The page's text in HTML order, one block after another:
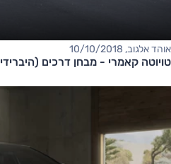
אוהד אלגוב, 10/10/2018
טויוטה קאמרי - מבחן דרכים